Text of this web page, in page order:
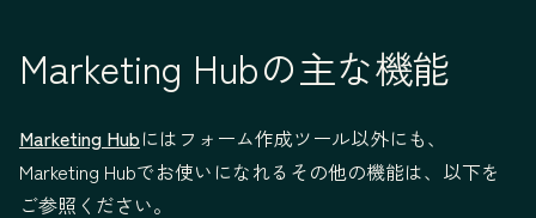
Marketing Hubの主な機能
Marketing Hubにはフォーム作成ツール以外にも、
Marketing Hubでお使いになれるその他の機能は、以下を
ご参照ください。